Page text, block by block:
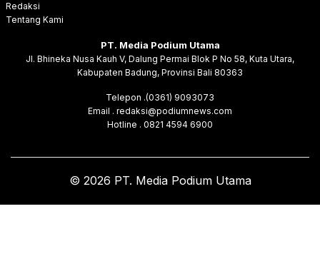
Redaksi
Tentang Kami
PT. Media Podium Utama
Jl. Bhineka Nusa Kauh V, Dalung Permai Blok P No 58, Kuta Utara,
Kabupaten Badung, Provinsi Bali 80363
Telepon .(0361) 9093073
Email . redaksi@podiumnews.com
Hotline . 0821 4594 6900
© 2026 PT. Media Podium Utama